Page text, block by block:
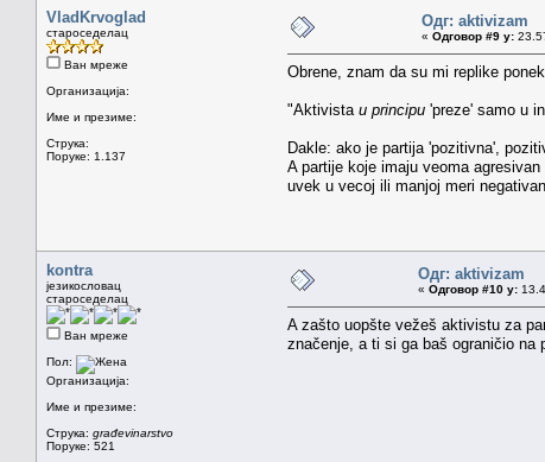
VladKrvoglad
староседелац
Ван мреже
Организација:
Име и презиме:
Струка:
Поруке: 1.137
Одг: aktivizam
« Одговор #9 у:
Obrene, znam da su mi replike
"Aktivista u principu 'preze' samo u
Dakle: ako je partija 'pozitivna',
A partije koje imaju veoma
uvek u vecoj ili manjoj meri
kontra
језикословац
староседелац
Ван мреже
Пол:
Организација:
Име и презиме:
Струка: građevinarstvo
Поруке: 521
Одг: aktivizam
« Одговор #10 у:
A zašto uopšte vežeš aktivistu za
značenje, a ti si ga baš ograničio na